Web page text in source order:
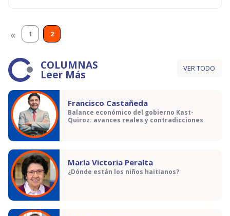
« 1 2
COLUMNAS
Leer Más VER TODO
Francisco Castañeda
Balance económico del gobierno Kast-
Quiroz: avances reales y contradicciones
María Victoria Peralta
¿Dónde están los niños haitianos?